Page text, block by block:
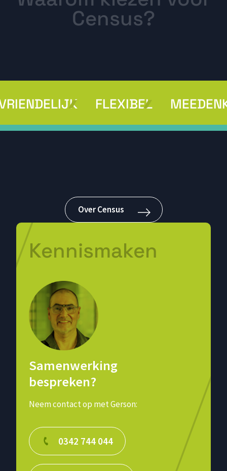
Census?
FLEXIBEL
FLEXIBEL
Over Census
Kennismaken
Samenwerking
bespreken?
Neem contact op met Gerson:
0342 744 044